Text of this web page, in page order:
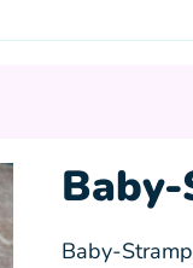
Baby-